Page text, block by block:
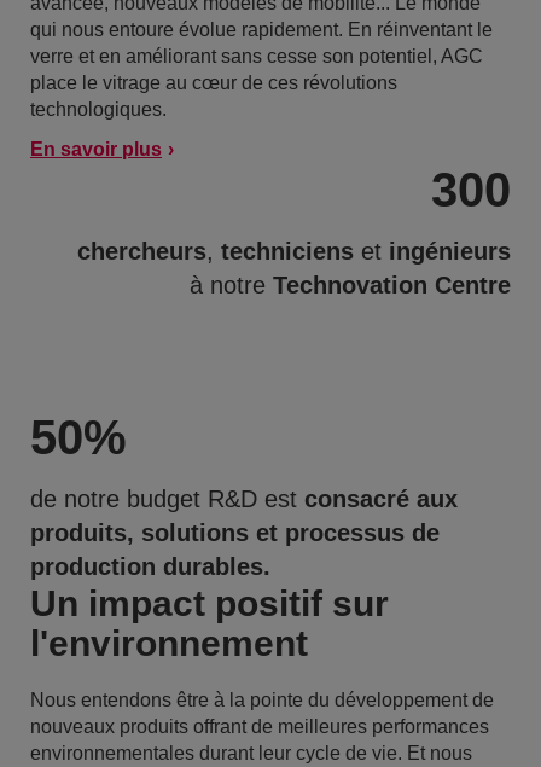
qui nous entoure évolue rapidement. En réinventant le
verre et en améliorant sans cesse son potentiel, AGC
place le vitrage au cœur de ces révolutions
technologiques.
En savoir plus
300
chercheurs, techniciens et ingénieurs
à notre Technovation Centre
50%
de notre budget R&D est consacré aux
produits, solutions et processus de
production durables.
Un impact positif sur
l'environnement
Nous entendons être à la pointe du développement de
nouveaux produits offrant de meilleures performances
environnementales durant leur cycle de vie. Et nous